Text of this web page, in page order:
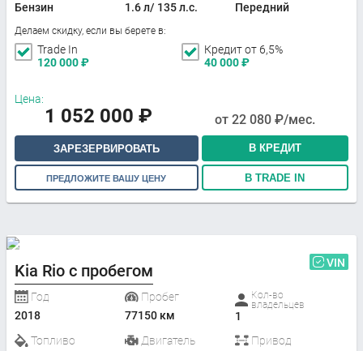
Бензин
1.6 л/ 135 л.с.
Передний
Делаем скидку, если вы берете в:
Trade In
120 000₽
Кредит от 6,5%
40 000₽
Цена:
1 052 000 ₽ от 22 080 ₽/мес.
ЗАРЕЗЕРВИРОВАТЬ В КРЕДИТ
ПРЕДЛОЖИТЕ ВАШУ ЦЕНУ В TRADE IN
Kia Rio с пробегом VIN
Год
2018
Пробег
77150 км
Кол-во
владельцев
1
Топливо
Двигатель
Привод